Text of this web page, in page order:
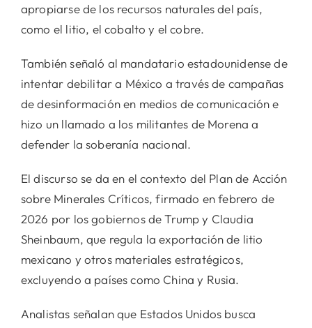
apropiarse de los recursos naturales del país,
como el litio, el cobalto y el cobre.
También señaló al mandatario estadounidense de
intentar debilitar a México a través de campañas
de desinformación en medios de comunicación e
hizo un llamado a los militantes de Morena a
defender la soberanía nacional.
El discurso se da en el contexto del Plan de Acción
sobre Minerales Críticos, firmado en febrero de
2026 por los gobiernos de Trump y Claudia
Sheinbaum, que regula la exportación de litio
mexicano y otros materiales estratégicos,
excluyendo a países como China y Rusia.
Analistas señalan que Estados Unidos busca